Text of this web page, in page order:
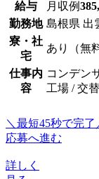
給与 月収例
勤務地 島根県 出
寮・社
宅
あり（無
仕事内
容
コンデン
工場 / 交
＼最短45秒で完了
応募へ進む
詳しく